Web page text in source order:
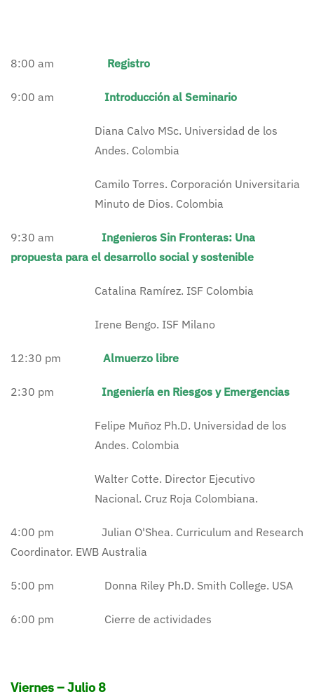
8:00 am Registro
9:00 am Introducción al Seminario
Diana Calvo MSc. Universidad de los
Andes. Colombia
Camilo Torres. Corporación Universitaria
Minuto de Dios. Colombia
9:30 am Ingenieros Sin Fronteras: Una
propuesta para el desarrollo social y sostenible
Catalina Ramírez. ISF Colombia
Irene Bengo. ISF Milano
12:30 pm Almuerzo libre
2:30 pm Ingeniería en Riesgos y Emergencias
Felipe Muñoz Ph.D. Universidad de los
Andes. Colombia
Walter Cotte. Director Ejecutivo
Nacional. Cruz Roja Colombiana.
4:00 pm Julian O'Shea. Curriculum and Research
Coordinator. EWB Australia
5:00 pm Donna Riley Ph.D. Smith College. USA
6:00 pm Cierre de actividades
Viernes – Julio 8